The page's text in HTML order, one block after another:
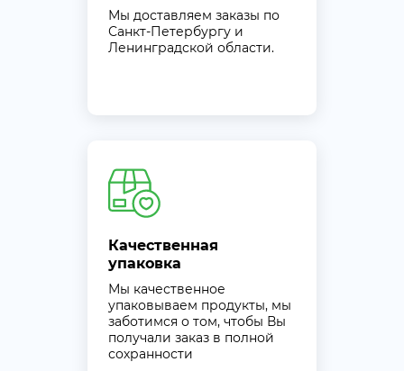
Мы доставляем заказы по
Санкт-Петербургу и
Ленинградской области.
Качественная
упаковка
Мы качественное
упаковываем продукты, мы
заботимся о том, чтобы Вы
получали заказ в полной
сохранности